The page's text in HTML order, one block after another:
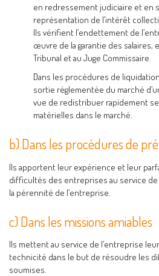
en redressement judiciaire et en
représentation de l’intérêt
Ils vérifient l’endettement de
œuvre de la garantie des salaires,
Tribunal et au Juge Commissaire.
Dans les procédures de
sortie réglementée du marché
vue de redistribuer rapidement
matérielles dans le marché.
b) Dans les procédures de
Ils apportent leur expérience et leur
difficultés des entreprises au service
la pérennité de l’entreprise.
c) Dans les missions amiables
Ils mettent au service de l’entreprise
technicité dans le but de résoudre les
soumises.